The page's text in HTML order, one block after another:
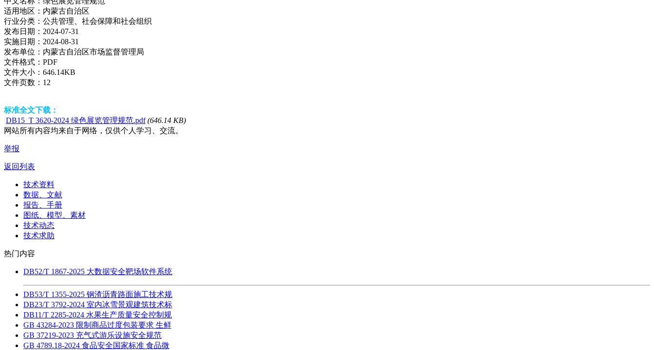
适用地区： 内蒙古自治区
行业分类： 公共管理、社会保障和社会组织
发布日期： 2024-07-31
实施日期： 2024-08-31
发布单位： 内蒙古自治区市场监督管理局
文件格式： PDF
文件大小： 646.14KB
文件页数： 12
标准全文下载：
DB15_T 3620-2024 绿色展览管理规范.pdf (646.14 KB)
网站所有内容均来自于网络，仅供个人学习、交流。
举报
返回列表
技术资料
数据、文献
报告、手册
图纸、模型、素材
技术动态
技术求助
热门内容
DB52/T 1867-2025 大数据安全靶场软件系统
DB53/T 1355-2025 钢渣沥青路面施工技术规
DB23/T 3792-2024 室内冰雪景观建筑技术标
DB11/T 2285-2024 水果生产质量安全控制规
GB 43284-2023 限制商品过度包装要求 生鲜
GB 37219-2023 充气式游乐设施安全规范
GB 4789.18-2024 食品安全国家标准 食品微